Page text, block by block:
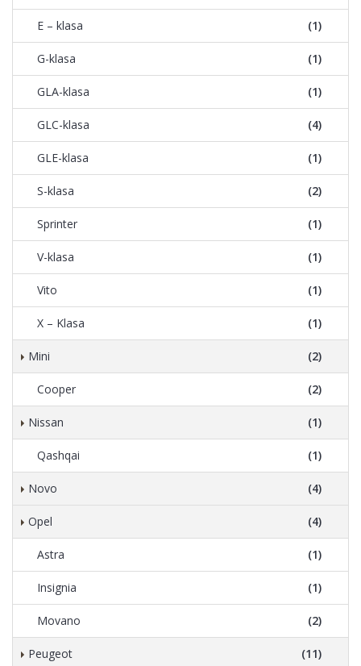
E – klasa (1)
G-klasa (1)
GLA-klasa (1)
GLC-klasa (4)
GLE-klasa (1)
S-klasa (2)
Sprinter (1)
V-klasa (1)
Vito (1)
X – Klasa (1)
Mini (2)
Cooper (2)
Nissan (1)
Qashqai (1)
Novo (4)
Opel (4)
Astra (1)
Insignia (1)
Movano (2)
Peugeot (11)